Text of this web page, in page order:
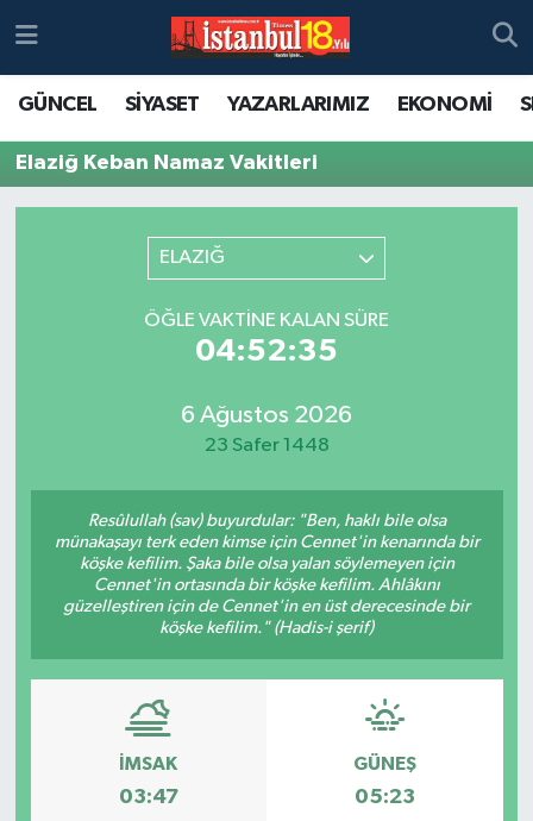
GÜNCEL SİYASET YAZARLARIMIZ EKONOMİ
Elaziğ Keban Namaz Vakitleri
ELAZIĞ
ÖĞLE VAKTINE KALAN SÜRE
04:52:35
6 Ağustos 2026
23 Safer 1448
Resûlullah (sav) buyurdular: "Ben, haklı bile olsa
münakaşayı terk eden kimse için Cennet'in kenarında bir
köşke kefilim. Şaka bile olsa yalan söylemeyen için
Cennet'in ortasında bir köşke kefilim. Ahlâkını
güzelleştiren için de Cennet'in en üst derecesinde bir
köşke kefilim." (Hadis-i şerif)
İMSAK
03:47
GÜNEŞ
05:23